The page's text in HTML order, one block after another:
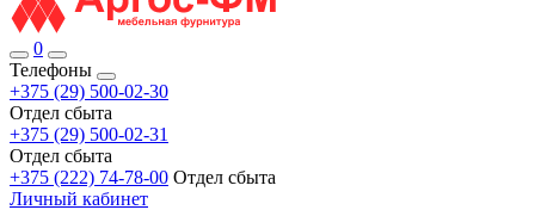
0
Телефоны
+375 (29) 500-02-30
Отдел сбыта
+375 (29) 500-02-31
Отдел сбыта
+375 (222) 74-78-00 Отдел сбыта
Личный кабинет